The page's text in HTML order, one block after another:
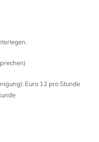
Euro 12 pro Stunde